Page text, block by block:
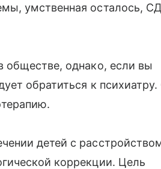
умственная осталось,
обществе, однако, если вы
обратиться к психиатру.
детей с
коррекции. Цель